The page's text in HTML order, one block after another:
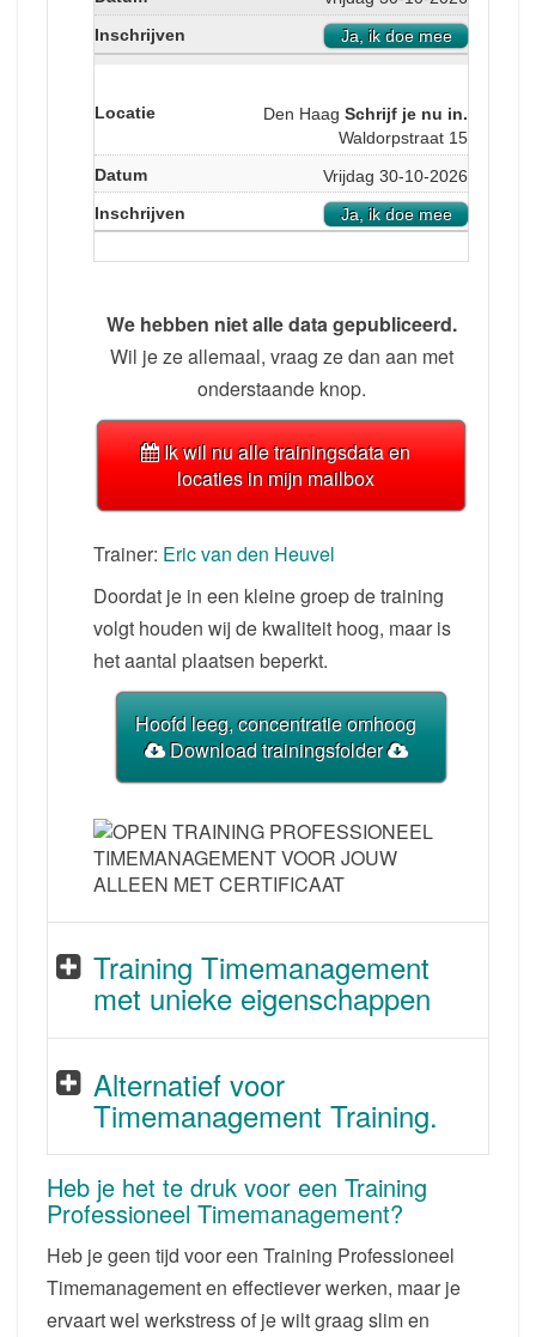
Ja, ik doe mee
Den Haag Schrijf je nu in.
Waldorpstraat 15
Vrijdag 30-10-2026
Ja, ik doe mee
We hebben niet alle data gepubliceerd.
Wil je ze allemaal, vraag ze dan aan met
onderstaande knop.
Ik wil nu alle trainingsdata en
locaties in mijn mailbox
Trainer: Eric van den Heuvel
Doordat je in een kleine groep de training
volgt houden wij de kwaliteit hoog, maar is
het aantal plaatsen beperkt.
Hoofd leeg, concentratie omhoog
Download trainingsfolder
Training Timemanagement
met unieke eigenschappen
Alternatief voor
Timemanagement Training.
Heb je het te druk voor een Training
Professioneel Timemanagement?
Heb je geen tijd voor een Training Professioneel
Timemanagement en effectiever werken, maar je
ervaart wel werkstress of je wilt graag slim en